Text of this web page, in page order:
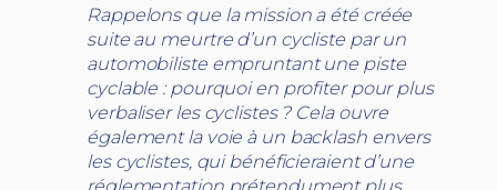
Rappelons que la mission a été créée
suite au meurtre d’un cycliste par un
automobiliste empruntant une piste
cyclable : pourquoi en profiter pour plus
verbaliser les cyclistes ? Cela ouvre
également la voie à un backlash envers
les cyclistes, qui bénéficieraient d’une